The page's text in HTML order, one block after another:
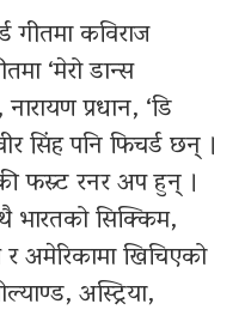
गीतमा कविराज
‘मेरो डान्स
प्रधान, ‘डि
सिंह पनि फिचर्ड छन् ।
फस्र्ट रनर अप हुन् ।
भारतको सिक्किम,
र अमेरिकामा खिचिएको
अस्ट्रिया,